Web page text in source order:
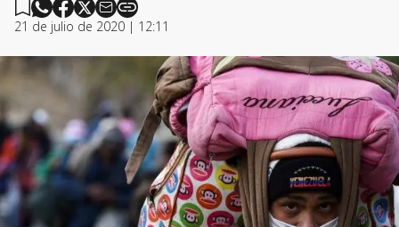
21 de julio de 2020 | 12:11